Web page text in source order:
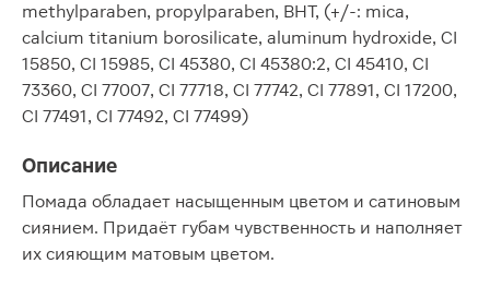
methylparaben, propylparaben, BHT, (+/-: mica,
calcium titanium borosilicate, aluminum hydroxide, CI
15850, CI 15985, CI 45380, CI 45380:2, CI 45410, CI
73360, CI 77007, CI 77718, CI 77742, CI 77891, CI 17200,
CI 77491, CI 77492, CI 77499)
Описание
Помада обладает насыщенным цветом и сатиновым
сиянием. Придаёт губам чувственность и наполняет
их сияющим матовым цветом.